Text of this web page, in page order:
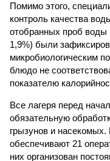
Помимо этого,
контроль качества
отобранных проб воды
1,9%) были
микробиологическим
блюдо не
показателю
Все лагеря перед
обязательную
грызунов и
обеспечивают 21
них организован